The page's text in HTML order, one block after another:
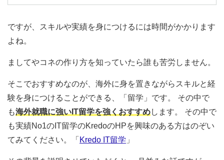
ですが、スキルや実績を身につけるには時間がかかります
よね。
ましてやコネの作り方を知っていたら誰も苦労しません。
そこでおすすめなのが、海外に身を置きながらスキルと経
験を身につけることができる、「留学」です。 その中で
も海外就職に強いIT留学を強くおすすめします。 その中で
も実績No1のIT留学のKredoのHPを興味のある方はのぞい
てみてください。「 Kredo IT留学 」